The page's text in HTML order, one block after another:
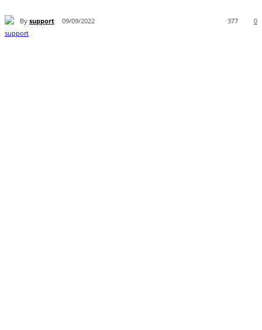
By support 09/09/2022 0
377